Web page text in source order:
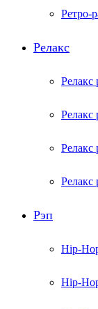
Ретро-
Релакс
Релакс
Релакс
Релакс
Релакс
Рэп
Hip-
Hip-